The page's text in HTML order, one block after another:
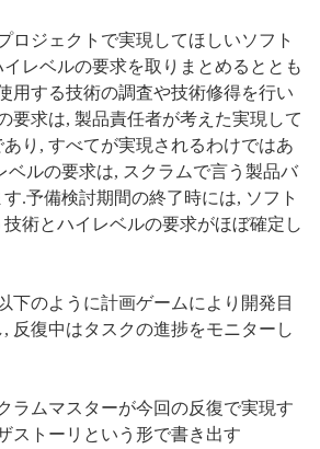
ロジェクトで実現してほしいソフト
レベルの要求を取りまとめるととも
用する技術の調査や技術修得を行い
要求は, 製品責任者が考えた実現して
り, すべてが実現されるわけではあ
ベルの要求は, スクラムで言う製品バ
.予備検討期間の終了時には, ソフト
術とハイレベルの要求がほぼ確定し
下のように計画ゲームにより開発目
反復中はタスクの進捗をモニターし
ラムマスターが今回の反復で実現す
ストーリという形で書き出す